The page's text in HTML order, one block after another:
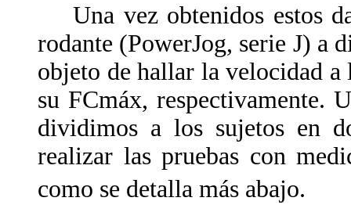
Una vez obtenidos estos
rodante (PowerJog, serie J) a
objeto de hallar la velocidad
su FCmáx, respectivamente.
dividimos a los sujetos en
realizar las pruebas con
como se detalla más abajo.